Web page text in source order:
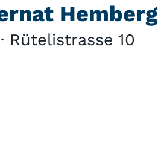
Hemberg
Rütelistrasse 10